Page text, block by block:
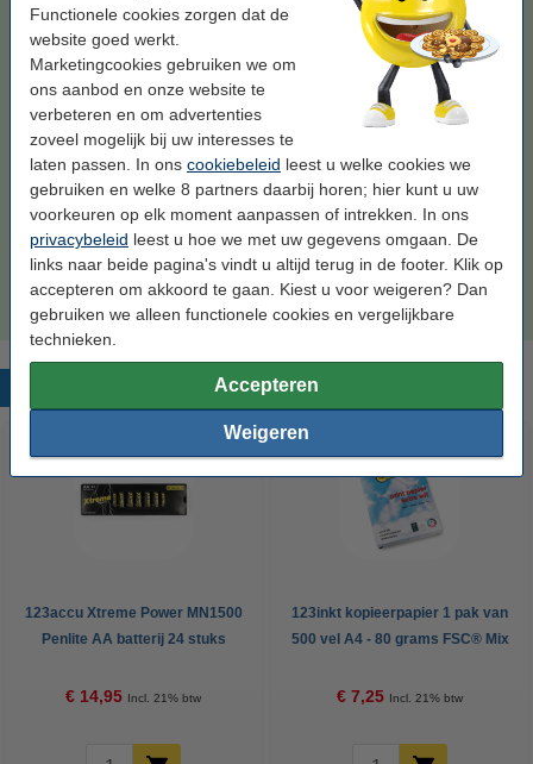
Functionele cookies zorgen dat de
website goed werkt.
Marketingcookies gebruiken we om
ons aanbod en onze website te
verbeteren en om advertenties
zoveel mogelijk bij uw interesses te
laten passen. In ons cookiebeleid leest u welke cookies we
gebruiken en welke 8 partners daarbij horen; hier kunt u uw
voorkeuren op elk moment aanpassen of intrekken. In ons
privacybeleid leest u hoe we met uw gegevens omgaan. De
links naar beide pagina's vindt u altijd terug in de footer. Klik op
accepteren om akkoord te gaan. Kiest u voor weigeren? Dan
gebruiken we alleen functionele cookies en vergelijkbare
technieken.
Accepteren
Weigeren
Bekijk de specificaties en omschrijving
op uw inkt (zonder
kwaliteitsverlies)!
Direct leverbaar
Morgen in huis
Prijs per ml € 0,33
€ 42,50 Bestellen
Wij adviseren u om deze cartridge i.p.v. de originele cartridge te
nemen.
Populaire producten
123accu Xtreme Power MN1500
Penlite AA batterij 24 stuks
€ 14,95 Incl. 21% btw
123inkt kopieerpapier 1 pak van
500 vel A4 - 80 grams FSC® Mix
€ 7,25 Incl. 21% btw